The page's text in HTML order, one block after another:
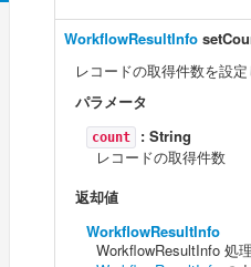
WorkflowResultInfo
レコードの取得件数を設
パラメータ
count : String
レコードの取得件数
返却値
WorkflowResultInfo
WorkflowResultInfo 処